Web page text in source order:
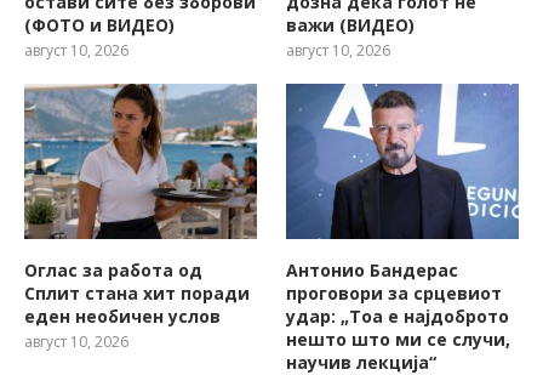
(ФОТО и ВИДЕО)
август 10, 2026
важи (ВИДЕО)
август 10, 2026
Оглас за работа од
Сплит стана хит поради
еден необичен услов
август 10, 2026
Антонио Бандерас
проговори за срцевиот
удар: „Тоа е најдоброто
нешто што ми се случи,
научив лекција“